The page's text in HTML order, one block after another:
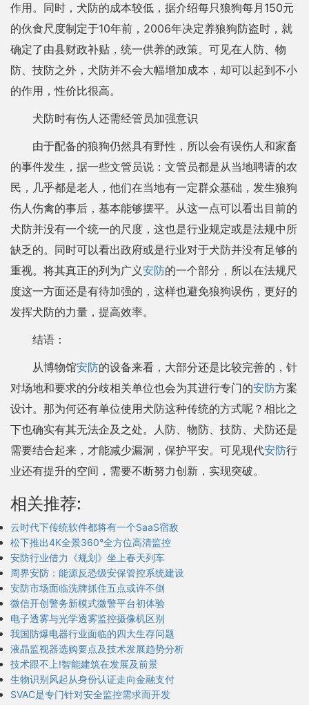
作用。同时，犬防的成本较低，据介绍每只狼狗每月150元
的伙食尺度制定于10年前，2006年决定养狼狗防盗时，就
确定了由县财政补贴，统一供养的政策。可见在人防、物
防、技防之外，犬防并不会大幅增加成本，却可以起到不小
的作用，性价比很高。
犬防时有伤人还需经管员加强意识
由于配备的狼狗仍然具有野性，所以会有误伤人和家畜
的事件发生，据一些文管员说：文管员都是从当地聘请的农
民，几乎都是老人，他们在当地有一定群众基础，发生狼狗
伤人伤禽的事后，基本能够摆平。从这一点可以看出目前的
犬防并没有一个统一的尺度，这也是行业规定或是法规中所
缺乏的。同时可以看出政府或是行业对于犬防并没有足够的
重视。将其真正的列为广义安防的一个部分，所以在法规尺
度这一方面还是有待加强的，这样也避免狼狗误伤，更好的
发挥犬防的力量，提高效率。
结语：
从博物馆安防的设备来看，大部分还是比较完善的，针
对场地和要求的分歧相关单位也会为其进行专门的安防方案
设计。那为何还有单位使用犬防这种传统的方式呢？相比之
下也确实有其无法企及之处。人防、物防、技防、犬防还是
需要结合起来，才能减少漏洞，保护平安。可见现代安防行
业还有提升的空间，需要不断努力创新，实现突破。
相关推荐:
云时代下传统软件都将有一个SaaS宿敌
松下推出4K全景360°全方位高清监控
安防行业借力《规划》坐上春天列车
周界安防：能源反恐级安保管控系统建设
安防市场面临洗牌抓住五点或许不倒
微信开创警务新模式微警平台初体验
电子透雾与光学透雾监控摄像机区别
我国防爆电器行业面临的四大生存问题
液晶监视器选购要点及技术发展趋势分析
技术跟不上!智能建筑在发展及前景
生物识别风起从身份认证走向金融支付
SVAC是专门针对安全监控需求而开发